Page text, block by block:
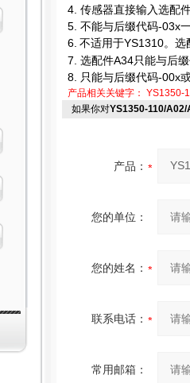
4. 传感器直接输入选配
5. 不能与后缀代码-03x
6. 不适用于YS1310。
7. 选配件A34只能与后
8.
只能与后缀代码-00x
产品相关关键字： YS1350-
如果你对YS1350-110/A02/
产品：
您的单位：
您的姓名：
联系电话：
常用邮箱：